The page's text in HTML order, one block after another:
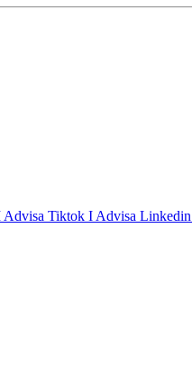
Advisa Tiktok I Advisa Linkedin